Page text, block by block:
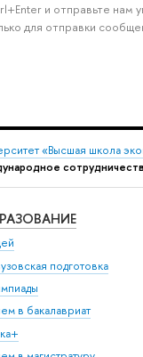
и отправьте нам
для отправки
«Высшая школа
подготовка
в бакалавриат